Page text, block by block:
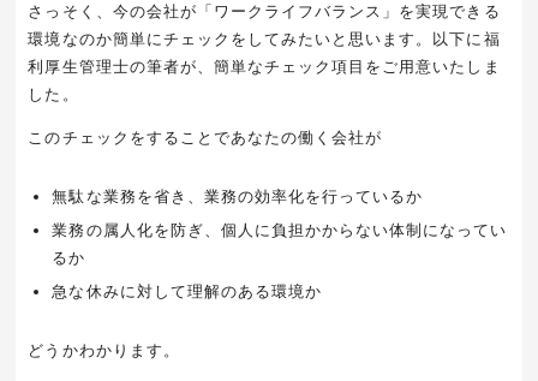
さっそく、今の会社が「ワークライフバランス」を実現できる
環境なのか簡単にチェックをしてみたいと思います。以下に福
利厚生管理士の筆者が、簡単なチェック項目をご用意いたしま
した。
このチェックをすることであなたの働く会社が
無駄な業務を省き、業務の効率化を行っているか
業務の属人化を防ぎ、個人に負担かからない体制になってい
るか
急な休みに対して理解のある環境か
どうかわかります。